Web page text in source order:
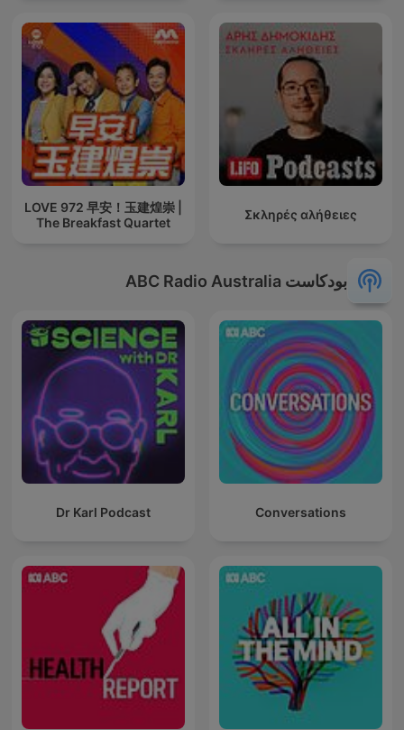
Σκληρές αλήθειες
LOVE 972 早安！玉建煌崇 |
The Breakfast Quartet
بودكاست ABC Radio Australia
Conversations
Dr Karl Podcast